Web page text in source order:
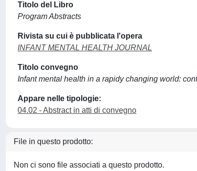
Titolo del Libro
Program Abstracts
Rivista su cui è pubblicata l'opera
INFANT MENTAL HEALTH JOURNAL
Titolo convegno
Infant mental health in a rapidy changing world:
Appare nelle tipologie:
04.02 - Abstract in atti di convegno
File in questo prodotto:
Non ci sono file associati a questo prodotto.